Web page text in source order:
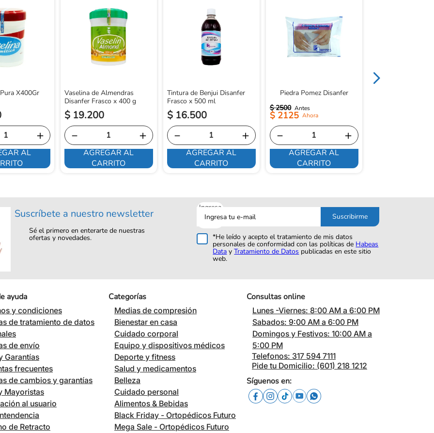
X400Gr
＋
AL
Vaselina de Almendras
Disanfer Frasco x 400 g
$ 19.200
＋
－
AGREGAR AL
CARRITO
Tintura de Benjui Disanfer
Frasco x 500 ml
$ 16.500
＋
－
AGREGAR AL
CARRITO
Piedra Pomez Disanfer
$ 2500
$ 2125
＋
－
AGREGAR AL
CARRITO
Suscríbete a nuestro newsletter
Sé el primero en enterarte de nuestras
ofertas y novedades.
Ingresa
tu
correo
Suscribirme
*He leído y acepto el tratamiento de mis datos
personales de conformidad con las políticas de Habeas
Data yTratamiento de Datos publicadas en este sitio
web.
ayuda
y condiciones
de tratamiento de datos
de envío
Garantías
frecuentes
de cambios y garantías
Mayoristas
al usuario
de Retracto
Categorías
Medias de compresión
Bienestar en casa
Cuidado corporal
Equipo y dispositivos médicos
Deporte y fitness
Salud y medicamentos
Belleza
Cuidado personal
Alimentos & Bebidas
Black Friday - Ortopédicos Futuro
Mega Sale - Ortopédicos Futuro
Consultas online
Lunes -Viernes: 8:00 AM a 6:00 PM
Sabados: 9:00 AM a 6:00 PM
Domingos y Festivos: 10:00 AM a
5:00 PM
Telefonos: 317 594 7111
Pide tu Domicilio: (601) 218 1212
Síguenos en: